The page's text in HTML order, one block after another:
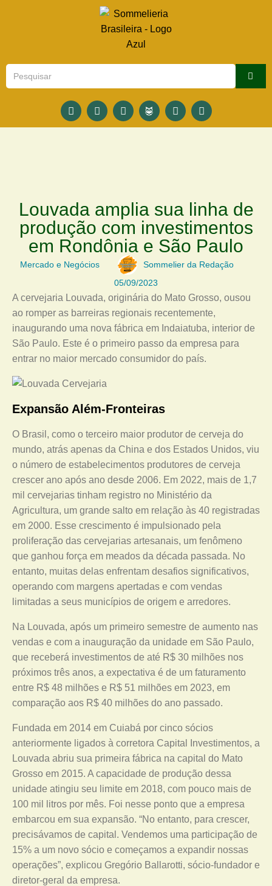
Louvada amplia sua linha de
produção com investimentos
em Rondônia e São Paulo
Mercado e Negócios
Sommelier da Redação
05/09/2023
A cervejaria Louvada, originária do Mato Grosso, ousou
ao romper as barreiras regionais recentemente,
inaugurando uma nova fábrica em Indaiatuba, interior de
São Paulo. Este é o primeiro passo da empresa para
entrar no maior mercado consumidor do país.
Expansão Além-Fronteiras
O Brasil, como o terceiro maior produtor de cerveja do
mundo, atrás apenas da China e dos Estados Unidos, viu
o número de estabelecimentos produtores de cerveja
crescer ano após ano desde 2006. Em 2022, mais de 1,7
mil cervejarias tinham registro no Ministério da
Agricultura, um grande salto em relação às 40 registradas
em 2000. Esse crescimento é impulsionado pela
proliferação das cervejarias artesanais, um fenômeno
que ganhou força em meados da década passada. No
entanto, muitas delas enfrentam desafios significativos,
operando com margens apertadas e com vendas
limitadas a seus municípios de origem e arredores.
Na Louvada, após um primeiro semestre de aumento nas
vendas e com a inauguração da unidade em São Paulo,
que receberá investimentos de até R$ 30 milhões nos
próximos três anos, a expectativa é de um faturamento
entre R$ 48 milhões e R$ 51 milhões em 2023, em
comparação aos R$ 40 milhões do ano passado.
Fundada em 2014 em Cuiabá por cinco sócios
anteriormente ligados à corretora Capital Investimentos, a
Louvada abriu sua primeira fábrica na capital do Mato
Grosso em 2015. A capacidade de produção dessa
unidade atingiu seu limite em 2018, com pouco mais de
100 mil litros por mês. Foi nesse ponto que a empresa
embarcou em sua expansão. “No entanto, para crescer,
precisávamos de capital. Vendemos uma participação de
15% a um novo sócio e começamos a expandir nossas
operações”, explicou Gregório Ballarotti, sócio-fundador e
diretor-geral da empresa.